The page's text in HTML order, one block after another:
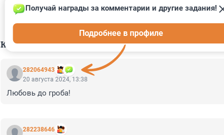
КОММЕНТАРИИ 6
282064943
Получай награды за комментарии и другие задания!
Подробнее в профиле
20 августа 2024, 13:38
Любовь до гроба!
282238646